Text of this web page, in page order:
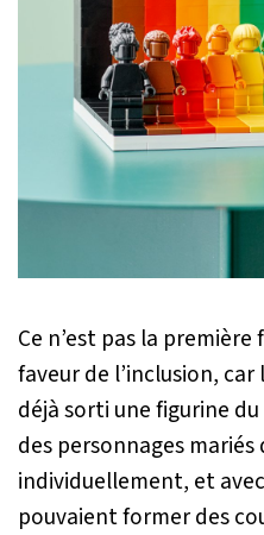
Ce n’est pas la première
faveur de l’inclusion,
déjà sorti une figurine
des personnages
individuellement, et
pouvaient former des